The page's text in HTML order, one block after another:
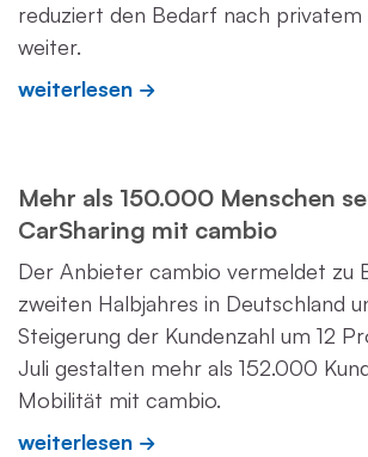
reduziert den Bedarf nach privatem
weiter.
weiterlesen
Mehr als 150.000 Menschen
CarSharing mit cambio
Der Anbieter cambio vermeldet zu
zweiten Halbjahres in Deutschland
Steigerung der Kundenzahl um 12
Juli gestalten mehr als 152.000
Mobilität mit cambio.
weiterlesen